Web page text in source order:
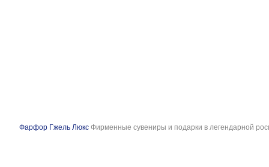
Фарфор Гжель Люкс Фирменные сувениры и подарки в легендарной